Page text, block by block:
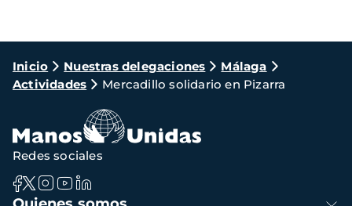
Ruta
de
navegación
Inicio Nuestras delegaciones
Málaga
Actividades
Mercadillo solidario en Pizarra
Navegación
Redes sociales